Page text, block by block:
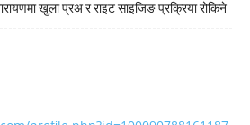
खुला प्रअ र राइट साइजिङ प्रक्रिया रोकिने